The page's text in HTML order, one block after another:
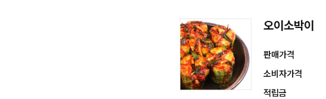
오이소박이
판매가격
소비자가격
적립금